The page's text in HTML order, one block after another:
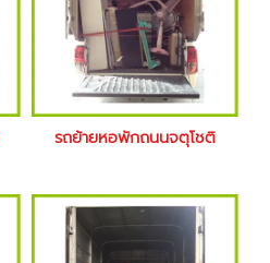
รถย้ายหอพักถนนจตุโชติ